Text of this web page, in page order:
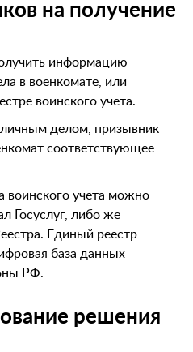
на получение
информацию
в военкомате, или
воинского учета.
делом, призывник
соответствующее
воинского учета можно
Госуслуг, либо же
Единый реестр
база данных
РФ.
решения